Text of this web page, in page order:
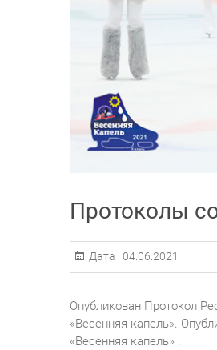
Протоколы
Дата : 04.06.2021
Опубликован Протокол
«Весенняя капель».
«Весенняя капель» .